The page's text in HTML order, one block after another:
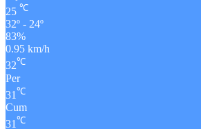
25 ℃
32º - 24º
83%
0.95 km/h
32℃
Per
31 ℃
Cum
31 ℃